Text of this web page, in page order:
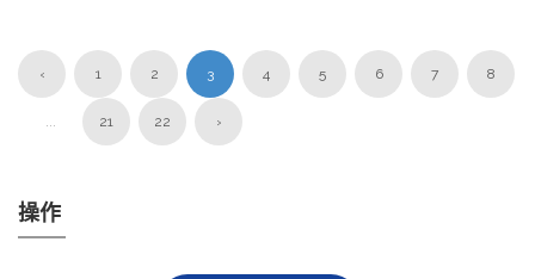
‹ 1 2 3 4 5 6 7 8
... 21 22 ›
操作